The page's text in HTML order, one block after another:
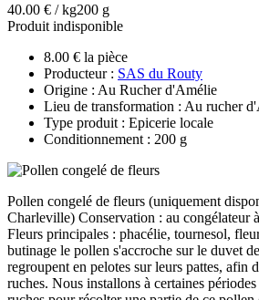
40.00 € / kg200 g
Produit indisponible
8.00 € la pièce
Producteur : SAS du Routy
Origine : Au Rucher d'Amélie
Lieu de transformation : Au rucher
Type produit : Epicerie locale
Conditionnement : 200 g
Pollen congelé de fleurs (uniquement
Charleville) Conservation : au congélateur
Fleurs principales : phacélie, tournesol,
butinage le pollen s'accroche sur le duvet
regroupent en pelotes sur leurs pattes, afin
ruches. Nous installons à certaines